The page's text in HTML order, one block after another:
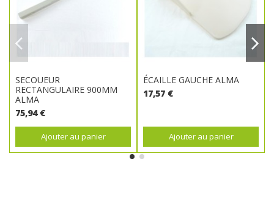
SECOUEUR
RECTANGULAIRE 900MM
ALMA
75,94 €
Ajouter au panier
ÉCAILLE GAUCHE ALMA
17,57 €
Ajouter au panier